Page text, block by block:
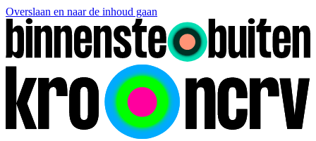
Overslaan en naar de inhoud gaan